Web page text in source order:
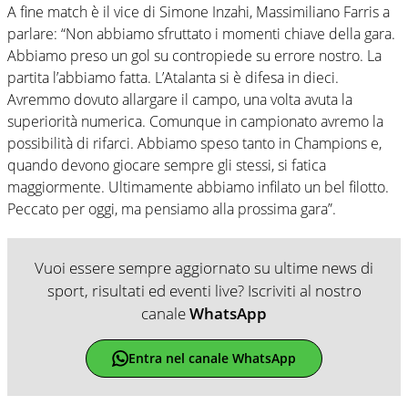
A fine match è il vice di Simone Inzahi, Massimiliano Farris a
parlare: “Non abbiamo sfruttato i momenti chiave della gara.
Abbiamo preso un gol su contropiede su errore nostro. La
partita l’abbiamo fatta. L’Atalanta si è difesa in dieci.
Avremmo dovuto allargare il campo, una volta avuta la
superiorità numerica. Comunque in campionato avremo la
possibilità di rifarci. Abbiamo speso tanto in Champions e,
quando devono giocare sempre gli stessi, si fatica
maggiormente. Ultimamente abbiamo infilato un bel filotto.
Peccato per oggi, ma pensiamo alla prossima gara”.
Vuoi essere sempre aggiornato su ultime news di
sport, risultati ed eventi live? Iscriviti al nostro
canaleWhatsApp
Entra nel canale WhatsApp